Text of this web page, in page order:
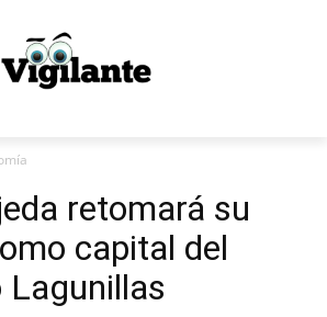
retomará su
capital del
Lagunillas